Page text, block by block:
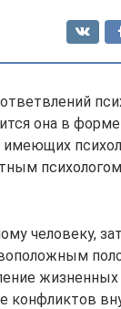
она в
имеющих
человеку,